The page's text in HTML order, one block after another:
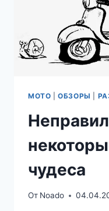
МОТО |ОБЗОРЫ
чудеса
От Noado